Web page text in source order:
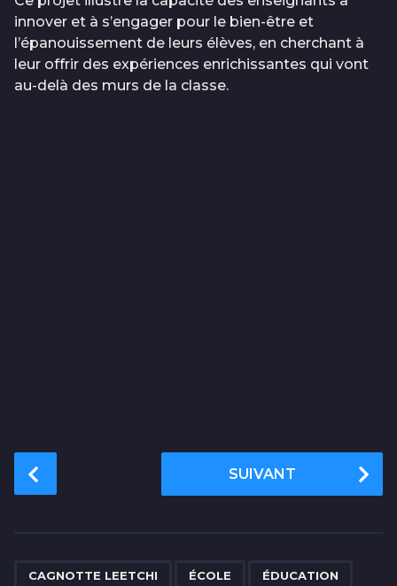
innover et à s’engager pour le bien-être et
l’épanouissement de leurs élèves, en cherchant à
leur offrir des expériences enrichissantes qui vont
au-delà des murs de la classe.
o
SUIVANT
CAGNOTTE LEETCHI ÉCOLE ÉDUCATION